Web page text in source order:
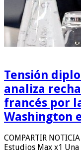
Tensión
analiza
francés por
Washington
COMPARTIR
Estudios Max x1